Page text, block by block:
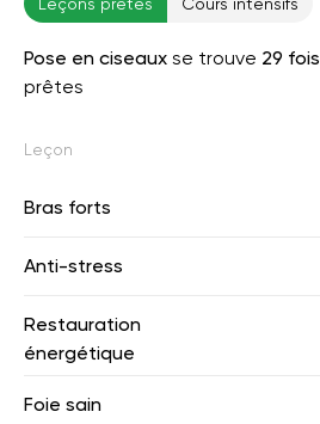
Pose en ciseaux se trouve 29 fois
prêtes
Leçon
Bras forts
Anti-stress
Restauration
énergétique
Foie sain